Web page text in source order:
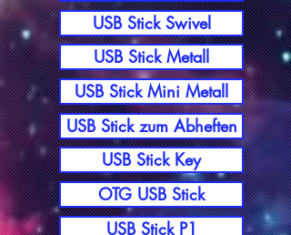
USB Stick Swivel
USB Stick Metall
USB Stick Mini Metall
USB Stick zum Abheften
USB Stick Key
OTG USB Stick
USB Stick P1